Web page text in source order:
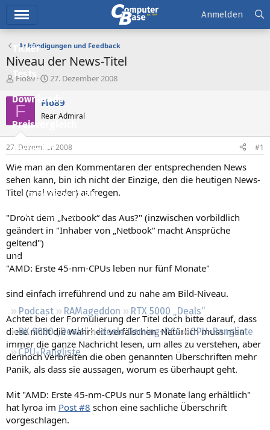
Ticker
Tests
Downloads
Preisvergleich
Forum
Aktuelles
Empfohlene Inhalte
Neue Beiträge
Neueste Aktivitäten
Leserartikel
Podcast RAMageddon
RTX 5000 „Deals“
RX 9000 „Deals“
Ideale Gaming-PCs
GPU-Rangliste
CPU-Rangliste
Anmelden
Ankündigungen und Feedback
Niveau der News-Titel
E
s
e
e
r
Flo89
E
s
e
t
a
27. Dezember 2008
F Flo89
Rear Admiral
27. Dezember 2008 #1
Wie man an den Kommentaren der entsprechenden News
sehen kann, bin ich nicht der Einzige, den die heutigen News-
Titel (mal wieder) aufregen.
"Droht dem „Netbook“ das Aus?" (inzwischen vorbildlich
geändert in "Inhaber von „Netbook“ macht Ansprüche
geltend")
und
"AMD: Erste 45-nm-CPUs leben nur fünf Monate"
sind einfach irreführend und zu nahe am Bild-Niveau.
Achtet bei der Formulierung der Titel doch bitte darauf, dass
diese nicht die Wahrheit verfälschen. Natürlich muss man
immer die ganze Nachricht lesen, um alles zu verstehen, aber
dennoch verbreiten die oben genannten Überschriften mehr
Panik, als dass sie aussagen, worum es überhaupt geht.
Mit "AMD: Erste 45-nm-CPUs nur 5 Monate lang erhältlich"
hat lyroa im Post #8 schon eine sachliche Überschrift
vorgeschlagen.